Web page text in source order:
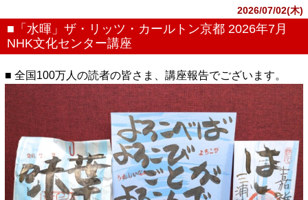
2026/07/02(木)
■「水暉」ザ・リッツ・カールトン京都 2026年7月
NHK文化センター講座
■ 全国100万人の読者の皆さま、講座報告でございます。